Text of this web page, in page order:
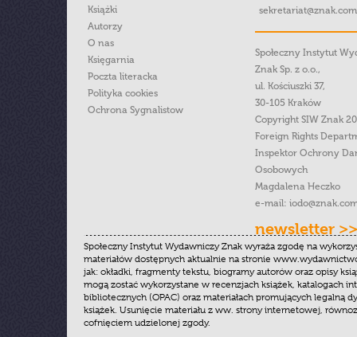
Książki
Autorzy
O nas
Księgarnia
Poczta literacka
Polityka cookies
Ochrona Sygnalistow
Społeczny Instytut
Znak Sp. z o.o.,
ul. Kościuszki 37,
30-105 Kraków
Copyright SIW Znak
Foreign Rights
Inspektor Ochrony
Osobowych
Magdalena Heczko
e-mail:
newsletter >>
Społeczny Instytut Wydawniczy Znak wyraża zgodę na
materiałów dostępnych aktualnie na stronie
jak: okładki, fragmenty tekstu, biogramy autorów oraz opisy
mogą zostać wykorzystane w recenzjach książek, katalogach
bibliotecznych (OPAC) oraz materiałach promujących legalną
książek. Usunięcie materiału z ww. strony internetowej,
cofnięciem udzielonej zgody.